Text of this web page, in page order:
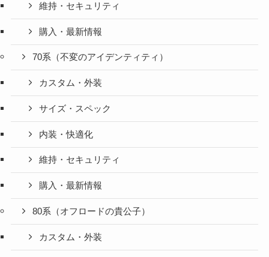
維持・セキュリティ
購入・最新情報
70系（不変のアイデンティティ）
カスタム・外装
サイズ・スペック
内装・快適化
維持・セキュリティ
購入・最新情報
80系（オフロードの貴公子）
カスタム・外装